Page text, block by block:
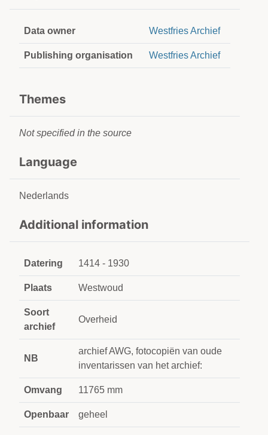
Data owner Westfries Archief
Publishing organisation Westfries Archief
Themes
Not specified in the source
Language
Nederlands
Additional information
Datering 1414 - 1930
Plaats Westwoud
Soort
archief
Overheid
NB
archief AWG, fotocopiën van oude
inventarissen van het archief:
Omvang 11765 mm
Openbaar geheel